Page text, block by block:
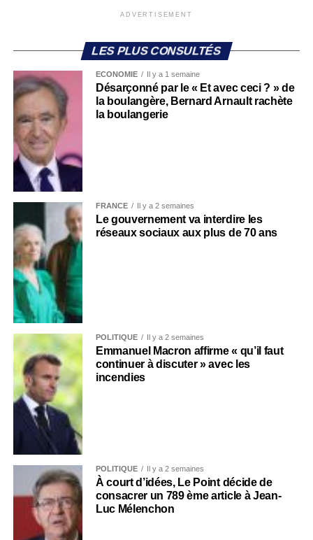
ADVERTISEMENT
LES PLUS CONSULTÉS
ECONOMIE Il y a 1 semaine
Désarçonné par le « Et avec ceci ? » de
la boulangère, Bernard Arnault rachète
la boulangerie
FRANCE Il y a 2 semaines
Le gouvernement va interdire les
réseaux sociaux aux plus de 70 ans
POLITIQUE Il y a 2 semaines
Emmanuel Macron affirme « qu’il faut
continuer à discuter » avec les
incendies
POLITIQUE Il y a 2 semaines
À court d’idées, Le Point décide de
consacrer un 789 ème article à Jean-
Luc Mélenchon